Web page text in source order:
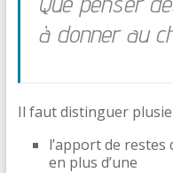
à donner au
Il faut distinguer
l’apport de
en plus d’une